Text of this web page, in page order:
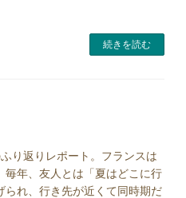
続きを読む
り返りレポート。フランスは
毎年、友人とは「夏はどこに行
られ、行き先が近くて同時期だ